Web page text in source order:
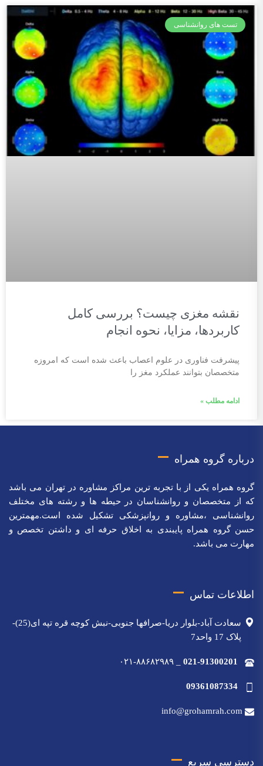
تست های روانشناسی
نقشه مغزی چیست؟ بررسی کامل
کاربردها، مزایا، نحوه انجام
پیشرفت فناوری در علوم اعصاب باعث شده است که امروزه
متخصصان بتوانند عملکرد مغز را
ادامه مطلب »
درباره گروه همراه
گروه همراه یکی از با تجربه ترین مراکز مشاوره در تهران می باشد
که از متخصصان و روانشناسان در حیطه ها و رشته های مختلف
روانشناسی ،مشاوره و روانپزشکی تشکیل شده است.مهمترین
حسن گروه همراه پایبندی به اخلاق حرفه ای و داشتن تخصص و
مهارت می باشد.
اطلاعات تماس
سعادت آباد-بلوار دریا-صرافها جنوبی-نبش کوچه قره تپه ای(25)-
پلاک 17 واحد7
021-91300201 ۰۲۱-۸۸۶۸۲۹۸۹
09361087334
info@grohamrah.com
دسترسی سریع